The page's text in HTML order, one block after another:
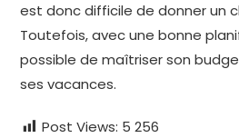
est donc difficile de donner un
Toutefois, avec une bonne
possible de maîtriser son
ses vacances.
Post Views: 5 256